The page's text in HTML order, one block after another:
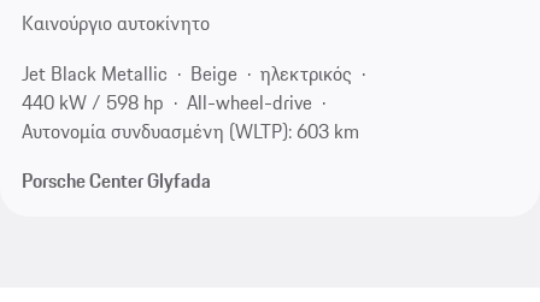
Καινούργιο αυτοκίνητο
Jet Black Metallic
Beige
ηλεκτρικός
440 kW / 598 hp
All-wheel-drive
Αυτονομία συνδυασμένη (WLTP): 603 km
Porsche Center Glyfada